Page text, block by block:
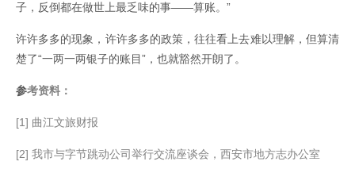
子，反倒都在做世上最乏味的事——算账。”
许许多多的现象，许许多多的政策，往往看上去难以理解，但算清
楚了“一两一两银子的账目”，也就豁然开朗了。
参考资料：
[1] 曲江文旅财报
[2] 我市与字节跳动公司举行交流座谈会，西安市地方志办公室